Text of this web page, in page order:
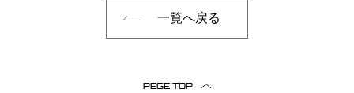
一覧へ戻る
PEGE TOP